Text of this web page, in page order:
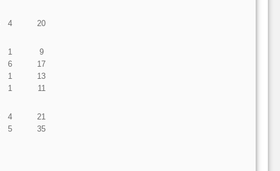
4 20
1
9
6
17
1
13
1 11
4
21
5 35